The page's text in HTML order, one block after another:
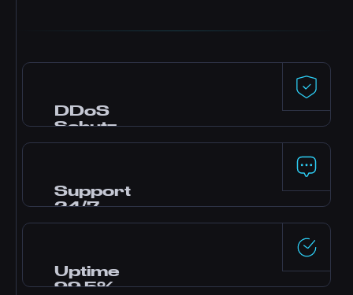
DDoS
Schutz
Filtern. Dein Server bleibt online, auch
während Angriffen.
Support
24/7
Tickets erreichbar. Die meisten Fragen
werden in Minuten beantwortet.
Uptime
99,5%